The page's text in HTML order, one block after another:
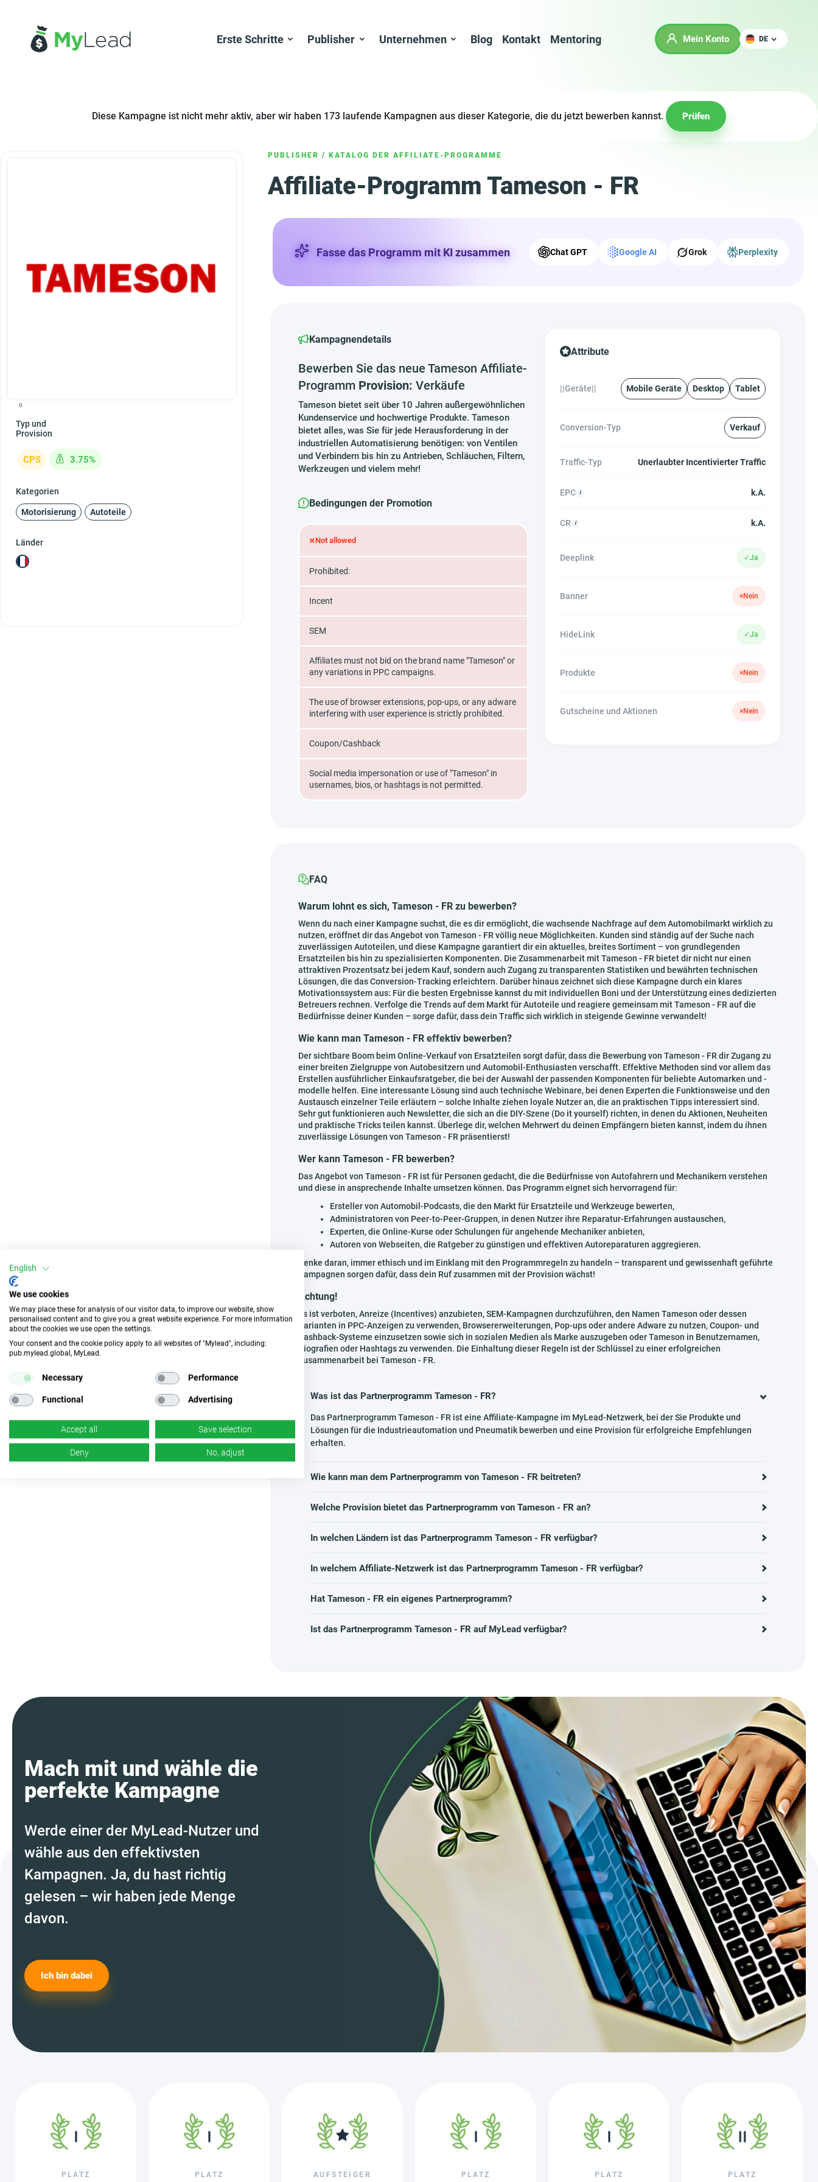
Erste Schritte Publisher Unternehmen Blog Kontakt Mentoring Mein Konto DE
Diese Kampagne ist nicht mehr aktiv, aber wir haben 173 laufende Kampagnen aus dieser Kategorie, die du jetzt bewerben kannst. Prüfen
PUBLISHER / KATALOG DER AFFILIATE-PROGRAMME
Affiliate-Programm Tameson - FR
0
Typ und
Provision
CPS 3.75%
Kategorien
Motorisierung Autoteile
Länder
Fasse das Programm mit KI zusammen Chat GPT Google AI Grok Perplexity
Kampagnendetails
Bewerben Sie das neue Tameson Affiliate-
Programm Provision: Verkäufe
Tameson bietet seit über 10 Jahren außergewöhnlichen
Kundenservice und hochwertige Produkte. Tameson
bietet alles, was Sie für jede Herausforderung in der
industriellen Automatisierung benötigen: von Ventilen
und Verbindern bis hin zu Antrieben, Schläuchen, Filtern,
Werkzeugen und vielem mehr!
Bedingungen der Promotion
×Not allowed
Prohibited:
Incent
SEM
Affiliates must not bid on the brand name "Tameson" or
any variations in PPC campaigns.
The use of browser extensions, pop-ups, or any adware
interfering with user experience is strictly prohibited.
Coupon/Cashback
Social media impersonation or use of "Tameson" in
usernames, bios, or hashtags is not permitted.
Attribute
||Geräte|| Mobile Geräte Desktop Tablet
Conversion-Typ Verkauf
Traffic-Typ Unerlaubter Incentivierter Traffic
EPC k.A.
CR k.A.
Deeplink ✓Ja
Banner ×Nein
HideLink ✓Ja
Produkte ×Nein
Gutscheine und Aktionen ×Nein
FAQ
Warum lohnt es sich, Tameson - FR zu bewerben?
Wenn du nach einer Kampagne suchst, die es dir ermöglicht, die wachsende Nachfrage auf dem Automobilmarkt wirklich zu
nutzen, eröffnet dir das Angebot von Tameson - FR völlig neue Möglichkeiten. Kunden sind ständig auf der Suche nach
zuverlässigen Autoteilen, und diese Kampagne garantiert dir ein aktuelles, breites Sortiment – von grundlegenden
Ersatzteilen bis hin zu spezialisierten Komponenten. Die Zusammenarbeit mit Tameson - FR bietet dir nicht nur einen
attraktiven Prozentsatz bei jedem Kauf, sondern auch Zugang zu transparenten Statistiken und bewährten technischen
Lösungen, die das Conversion-Tracking erleichtern. Darüber hinaus zeichnet sich diese Kampagne durch ein klares
Motivationssystem aus: Für die besten Ergebnisse kannst du mit individuellen Boni und der Unterstützung eines dedizierten
Betreuers rechnen. Verfolge die Trends auf dem Markt für Autoteile und reagiere gemeinsam mit Tameson - FR auf die
Bedürfnisse deiner Kunden – sorge dafür, dass dein Traffic sich wirklich in steigende Gewinne verwandelt!
Wie kann man Tameson - FR effektiv bewerben?
Der sichtbare Boom beim Online-Verkauf von Ersatzteilen sorgt dafür, dass die Bewerbung von Tameson - FR dir Zugang zu
einer breiten Zielgruppe von Autobesitzern und Automobil-Enthusiasten verschafft. Effektive Methoden sind vor allem das
Erstellen ausführlicher Einkaufsratgeber, die bei der Auswahl der passenden Komponenten für beliebte Automarken und -
modelle helfen. Eine interessante Lösung sind auch technische Webinare, bei denen Experten die Funktionsweise und den
Austausch einzelner Teile erläutern – solche Inhalte ziehen loyale Nutzer an, die an praktischen Tipps interessiert sind.
Sehr gut funktionieren auch Newsletter, die sich an die DIY-Szene (Do it yourself) richten, in denen du Aktionen, Neuheiten
und praktische Tricks teilen kannst. Überlege dir, welchen Mehrwert du deinen Empfängern bieten kannst, indem du ihnen
zuverlässige Lösungen von Tameson - FR präsentierst!
Wer kann Tameson - FR bewerben?
Das Angebot von Tameson - FR ist für Personen gedacht, die die Bedürfnisse von Autofahrern und Mechanikern verstehen
und diese in ansprechende Inhalte umsetzen können. Das Programm eignet sich hervorragend für:
Ersteller von Automobil-Podcasts, die den Markt für Ersatzteile und Werkzeuge bewerten,
Administratoren von Peer-to-Peer-Gruppen, in denen Nutzer ihre Reparatur-Erfahrungen austauschen,
Experten, die Online-Kurse oder Schulungen für angehende Mechaniker anbieten,
Autoren von Webseiten, die Ratgeber zu günstigen und effektiven Autoreparaturen aggregieren.
Denke daran, immer ethisch und im Einklang mit den Programmregeln zu handeln – transparent und gewissenhaft geführte
Kampagnen sorgen dafür, dass dein Ruf zusammen mit der Provision wächst!
Achtung!
Es ist verboten, Anreize (Incentives) anzubieten, SEM-Kampagnen durchzuführen, den Namen Tameson oder dessen
Varianten in PPC-Anzeigen zu verwenden, Browsererweiterungen, Pop-ups oder andere Adware zu nutzen, Coupon- und
Cashback-Systeme einzusetzen sowie sich in sozialen Medien als Marke auszugeben oder Tameson in Benutzernamen,
Biografien oder Hashtags zu verwenden. Die Einhaltung dieser Regeln ist der Schlüssel zu einer erfolgreichen
Zusammenarbeit bei Tameson - FR.
Was ist das Partnerprogramm Tameson - FR?
Das Partnerprogramm Tameson - FR ist eine Affiliate-Kampagne im MyLead-Netzwerk, bei der Sie Produkte und
Lösungen für die Industrieautomation und Pneumatik bewerben und eine Provision für erfolgreiche Empfehlungen
erhalten.
Wie kann man dem Partnerprogramm von Tameson - FR beitreten?
Welche Provision bietet das Partnerprogramm von Tameson - FR an?
In welchen Ländern ist das Partnerprogramm Tameson - FR verfügbar?
In welchem Affiliate-Netzwerk ist das Partnerprogramm Tameson - FR verfügbar?
Hat Tameson - FR ein eigenes Partnerprogramm?
Ist das Partnerprogramm Tameson - FR auf MyLead verfügbar?
Mach mit und wähle die
perfekte Kampagne
Werde einer der MyLead-Nutzer und
wähle aus den effektivsten
Kampagnen. Ja, du hast richtig
gelesen – wir haben jede Menge
davon.
Ich bin dabei
PLATZ PLATZ AUFSTEIGER PLATZ PLATZ PLATZ
English
We use cookies
We may place these for analysis of our visitor data, to improve our website, show
personalised content and to give you a great website experience. For more information
about the cookies we use open the settings.
Your consent and the cookie policy apply to all websites of "Mylead", including:
pub.mylead.global, MyLead.
Necessary Performance
Functional Advertising
Accept all Save selection
Deny No, adjust